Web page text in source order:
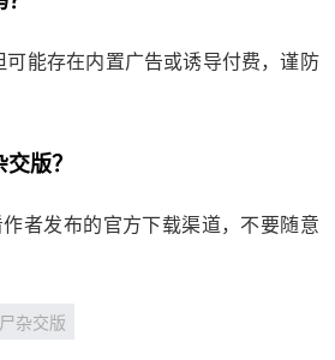
能存在内置广告或诱导付费，谨防
版？
者发布的官方下载渠道，不要随意
杂交版